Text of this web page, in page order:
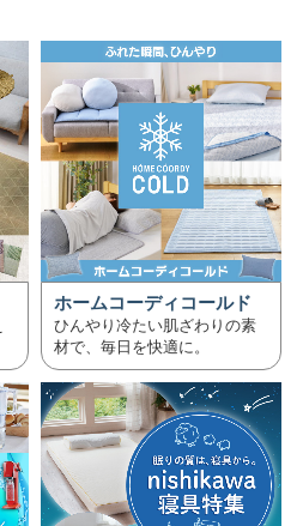
ホームコーディコールド
ひんやり冷たい肌ざわりの素
材で、毎日を快適に。